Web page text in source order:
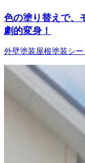
色の塗り替えで、
劇的変身！
外壁塗装屋根塗装シ